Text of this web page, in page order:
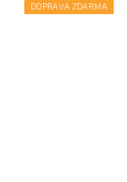
DOPRAVA ZDARMA